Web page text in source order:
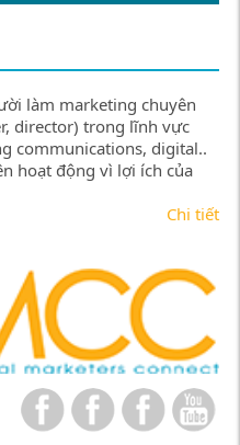
làm marketing chuyên
director) trong lĩnh vực
communications, digital..
hoạt động vì lợi ích của
Chi tiết